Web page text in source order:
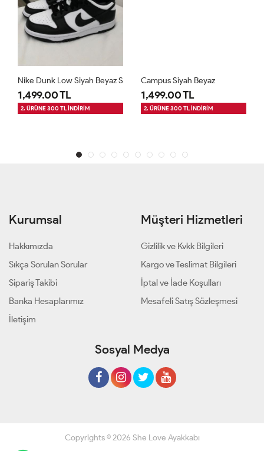
Nike Dunk Low Siyah Beyaz S
1,499.00 TL
2. ÜRÜNE 300 TL İNDİRİM
Campus Siyah Beyaz
1,499.00 TL
2. ÜRÜNE 300 TL İNDİRİM
Kurumsal
Hakkımızda
Sıkça Sorulan Sorular
Sipariş Takibi
Banka Hesaplarımız
İletişim
Müşteri Hizmetleri
Gizlilik ve Kvkk Bilgileri
Kargo ve Teslimat Bilgileri
İptal ve İade Koşulları
Mesafeli Satış Sözleşmesi
Sosyal Medya
Copyrights © 2026 She Love Ayakkabı